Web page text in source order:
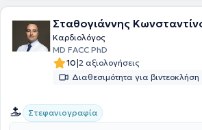
Σταθογιάννης
Καρδιολόγος
MD FACC PhD
10|2 αξιολογήσεις
Διαθεσιμότητα για βιντεοκλήση
Στεφανιογραφία